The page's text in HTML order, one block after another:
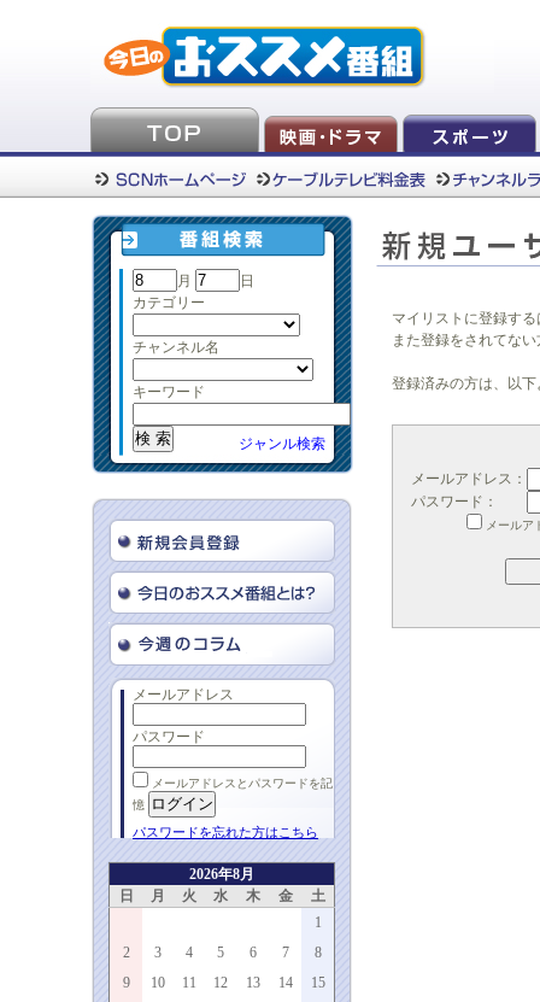
月
日
カテゴリー
チャンネル名
キーワード
ジャンル検索
メールアドレス
パスワード
メールアドレスとパスワードを記
憶
パスワードを忘れた方はこちら
2026年8月
日
月 火 水 木 金
土
1
2
3 4 5 6 7
8
9
10 11 12 13 14
15
マイリストに登録す
また登録をされてな
登録済みの方は、以
メールアドレス：
パスワード：
メールア